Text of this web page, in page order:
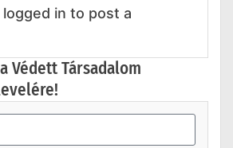
in to post a
Védett Társadalom